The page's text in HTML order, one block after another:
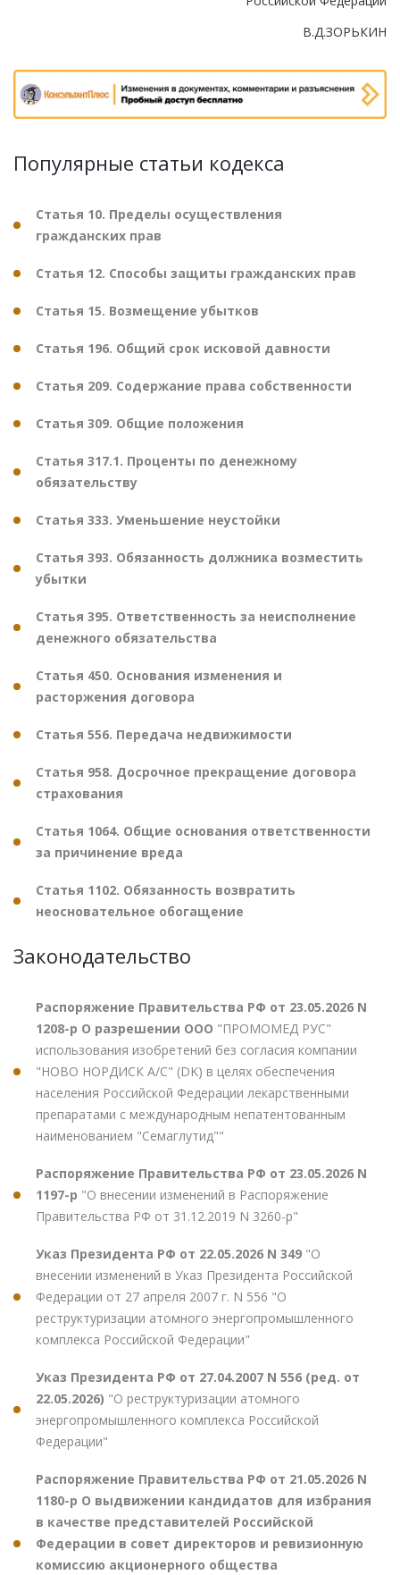
В.Д.ЗОРЬКИН
Популярные статьи кодекса
Статья 10. Пределы осуществления
гражданских прав
Статья 12. Способы защиты гражданских прав
Статья 15. Возмещение убытков
Статья 196. Общий срок исковой давности
Статья 209. Содержание права собственности
Статья 309. Общие положения
Статья 317.1. Проценты по денежному
обязательству
Статья 333. Уменьшение неустойки
Статья 393. Обязанность должника возместить
убытки
Статья 395. Ответственность за неисполнение
денежного обязательства
Статья 450. Основания изменения и
расторжения договора
Статья 556. Передача недвижимости
Статья 958. Досрочное прекращение договора
страхования
Статья 1064. Общие основания ответственности
за причинение вреда
Статья 1102. Обязанность возвратить
неосновательное обогащение
Законодательство
Распоряжение Правительства РФ от 23.05.2026 N
1208-р О разрешении ООО "ПРОМОМЕД РУС"
использования изобретений без согласия компании
"НОВО НОРДИСК А/С" (DK) в целях обеспечения
населения Российской Федерации лекарственными
препаратами с международным непатентованным
наименованием "Семаглутид""
Распоряжение Правительства РФ от 23.05.2026 N
1197-р "О внесении изменений в Распоряжение
Правительства РФ от 31.12.2019 N 3260-р"
Указ Президента РФ от 22.05.2026 N 349 "О
внесении изменений в Указ Президента Российской
Федерации от 27 апреля 2007 г. N 556 "О
реструктуризации атомного энергопромышленного
комплекса Российской Федерации"
Указ Президента РФ от 27.04.2007 N 556 (ред. от
22.05.2026) "О реструктуризации атомного
энергопромышленного комплекса Российской
Федерации"
Распоряжение Правительства РФ от 21.05.2026 N
1180-р О выдвижении кандидатов для избрания
в качестве представителей Российской
Федерации в совет директоров и ревизионную
комиссию акционерного общества